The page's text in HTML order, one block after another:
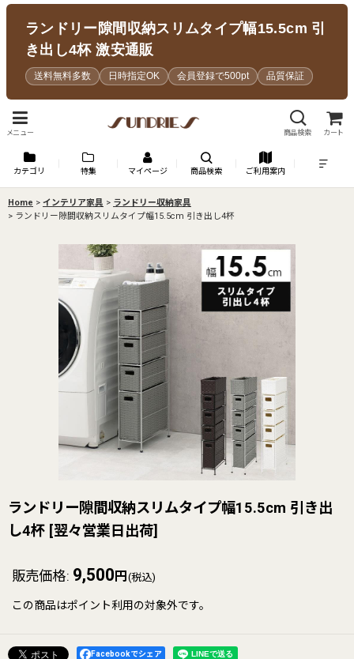
ランドリー隙間収納スリムタイプ幅15.5cm 引
き出し4杯 激安通販
送料無料多数 日時指定OK 会員登録で500pt 品質保証
メニュー 商品検索 カート
カテゴリ 特集 マイページ 商品検索 ご利用案内
Home > インテリア家具 > ランドリー収納家具
> ランドリー隙間収納スリムタイプ幅15.5cm 引き出し4杯
ランドリー隙間収納スリムタイプ幅15.5cm 引き出
し4杯 [翌々営業日出荷]
販売価格: 9,500 円 (税込)
この商品はポイント利用の対象外です。
Facebookでシェア